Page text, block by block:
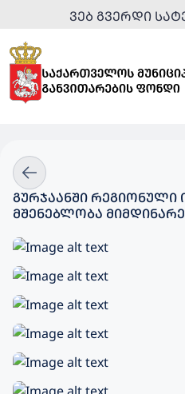
ᲕᲔᲑ ᲒᲕᲔᲠᲓᲘ
ᲒᲣᲠᲯᲐᲐᲜᲨᲘ ᲠᲔᲒᲘᲝᲜᲣᲚᲘ
ᲛᲨᲔᲜᲔᲑᲚᲝᲑᲐ